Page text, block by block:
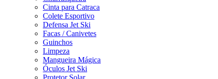
Cinta para Catraca
Colete Esportivo
Defensa Jet Ski
Facas / Canivetes
Guinchos
Limpeza
Mangueira Mágica
Óculos Jet Ski
Protetor Solar